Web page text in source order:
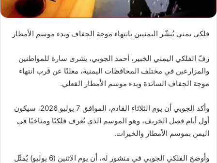
فلكي يمني يُبشّر اليمنيين بانتهاء موجة الجفاف وبدء موسم الأمطار
زفّ الفلكي اليمني الخبير، أحمد الجوبي، بشرى سارة للمواطنين
والمزارعين في مختلف المحافظات اليمنية، معلنًا عن قرب انتهاء
موجة الجفاف السائدة وبدء موسم الأمطار الفعلي.
وأكد الجوبي أن يوم الثلاثاء القادم، الموافق 7 يوليو 2026، سيكون
أول أيام فصل الخريف، وهو الموسم الذي يُعرف فلكيًا ومناخيًا في
اليمن بموسم الأمطار والخيرات.
وأوضح الفلكي الجوبي في منشور له، أن يوم الاثنين (6 يوليو) يُمثّل